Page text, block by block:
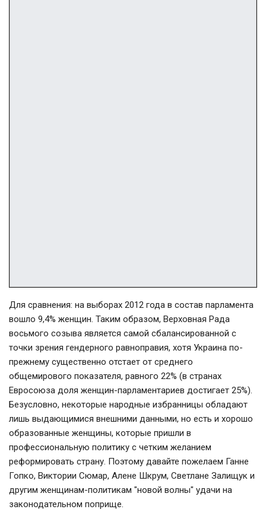
Для сравнения: на выборах 2012 года в состав парламента
вошло 9,4% женщин. Таким образом, Верховная Рада
восьмого созыва является самой сбалансированной с
точки зрения гендерного равноправия, хотя Украина по-
прежнему существенно отстает от среднего
общемирового показателя, равного 22% (в странах
Евросоюза доля женщин-парламентариев достигает 25%).
Безусловно, некоторые народные избранницы обладают
лишь выдающимися внешними данными, но есть и хорошо
образованные женщины, которые пришли в
профессиональную политику с четким желанием
реформировать страну. Поэтому давайте пожелаем Ганне
Гопко, Виктории Сюмар, Алене Шкрум, Светлане Залищук и
другим женщинам-политикам "новой волны" удачи на
законодательном поприще.